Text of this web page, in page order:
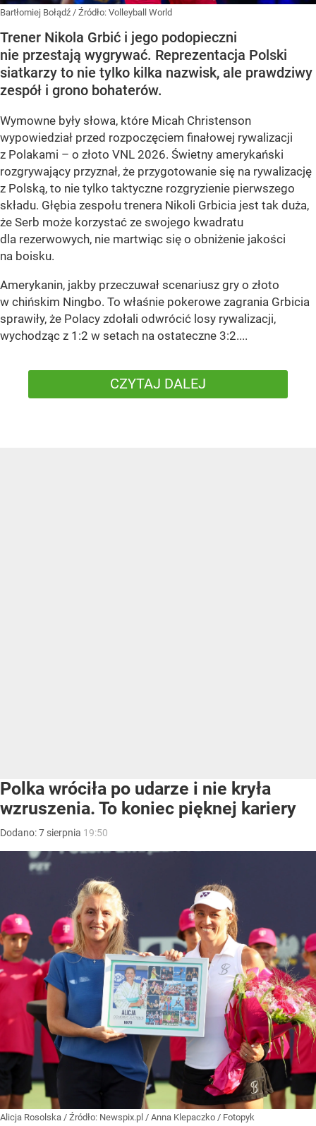
Bartłomiej Bołądź / Źródło: Volleyball World
Trener Nikola Grbić i jego podopieczni
nie przestają wygrywać. Reprezentacja Polski
siatkarzy to nie tylko kilka nazwisk, ale prawdziwy
zespół i grono bohaterów.
Wymowne były słowa, które Micah Christenson
wypowiedział przed rozpoczęciem finałowej rywalizacji
z Polakami – o złoto VNL 2026. Świetny amerykański
rozgrywający przyznał, że przygotowanie się na rywalizację
z Polską, to nie tylko taktyczne rozgryzienie pierwszego
składu. Głębia zespołu trenera Nikoli Grbicia jest tak duża,
że Serb może korzystać ze swojego kwadratu
dla rezerwowych, nie martwiąc się o obniżenie jakości
na boisku.
Amerykanin, jakby przeczuwał scenariusz gry o złoto
w chińskim Ningbo. To właśnie pokerowe zagrania Grbicia
sprawiły, że Polacy zdołali odwrócić losy rywalizacji,
wychodząc z 1:2 w setach na ostateczne 3:2....
CZYTAJ DALEJ
Polka wróciła po udarze i nie kryła
wzruszenia. To koniec pięknej kariery
Dodano:7 sierpnia 19:50
Alicja Rosolska / Źródło: Newspix.pl / Anna Klepaczko / Fotopyk